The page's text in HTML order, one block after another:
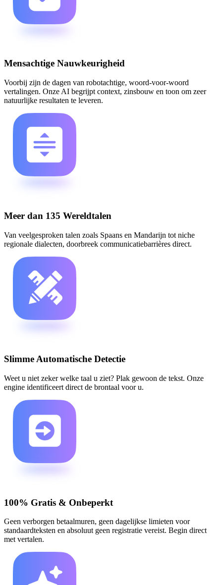
Mensachtige Nauwkeurigheid
Voorbij zijn de dagen van robotachtige, woord-voor-woord
vertalingen. Onze AI begrijpt context, zinsbouw en toon om zeer
natuurlijke resultaten te leveren.
Meer dan 135 Wereldtalen
Van veelgesproken talen zoals Spaans en Mandarijn tot niche
regionale dialecten, doorbreek communicatiebarrières direct.
Slimme Automatische Detectie
Weet u niet zeker welke taal u ziet? Plak gewoon de tekst. Onze
engine identificeert direct de brontaal voor u.
100% Gratis & Onbeperkt
Geen verborgen betaalmuren, geen dagelijkse limieten voor
standaardteksten en absoluut geen registratie vereist. Begin direct
met vertalen.